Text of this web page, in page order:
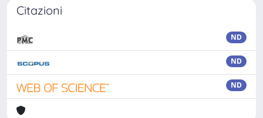
Citazioni
ND
ND
ND